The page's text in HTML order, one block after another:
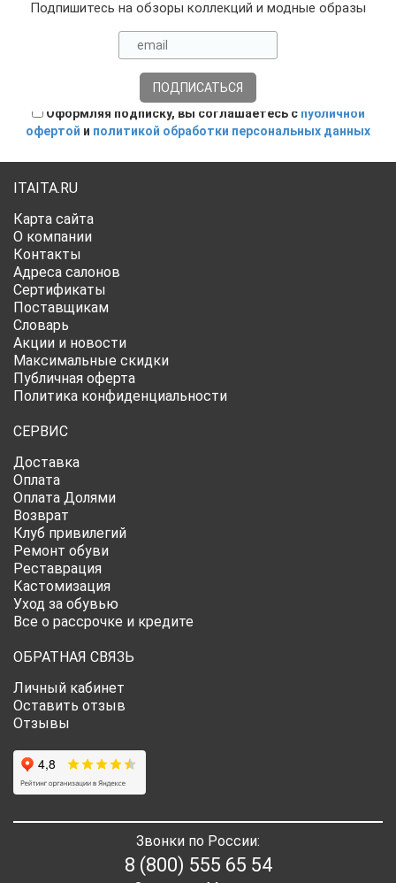
Подпишитесь на обзоры коллекций и модные образы
Оформляя подписку, вы соглашаетесь с публичной
офертой и политикой обработки персональных данных
ITAITA.RU
Карта сайта
О компании
Контакты
Адреса салонов
Сертификаты
Поставщикам
Словарь
Акции и новости
Максимальные скидки
Публичная оферта
Политика конфиденциальности
СЕРВИС
Доставка
Оплата
Оплата Долями
Возврат
Клуб привилегий
Ремонт обуви
Реставрация
Кастомизация
Уход за обувью
Все о рассрочке и кредите
ОБРАТНАЯ СВЯЗЬ
Личный кабинет
Оставить отзыв
Отзывы
Звонки по России:
8 (800) 555 65 54